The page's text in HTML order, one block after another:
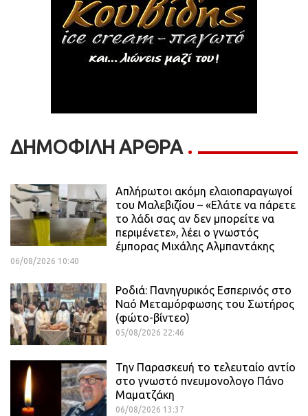
ΔΗΜΟΦΙΛΗ ΑΡΘΡΑ
Απλήρωτοι ακόμη ελαιοπαραγωγοί
του Μαλεβιζίου – «Ελάτε να πάρετε
το λάδι σας αν δεν μπορείτε να
περιμένετε», λέει ο γνωστός
έμπορας Μιχάλης Αλμπαντάκης
06/08/2026 10:40
Ροδιά: Πανηγυρικός Εσπερινός στο
Ναό Μεταμόρφωσης του Σωτήρος
(φώτο-βίντεο)
05/08/2026 22:46
Την Παρασκευή το τελευταίο αντίο
στο γνωστό πνευμονολογο Πάνο
Μαματζάκη
06/08/2026 13:37